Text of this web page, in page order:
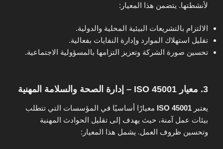
لأنشطتها. يتضمن هذا المعيار:
الالتزام بالتشريعات البيئية المحلية والدولية.
تقليل استهلاك الموارد وإدارة النفايات بفعالية.
تحسين صورة الشركة وتعزيز التزامها بالمسؤولية الاجتماعية.
3. معيار ISO 45001 – إدارة الصحة والسلامة المهنية
يعتبر ISO 45001 معيارًا أساسيًا في المؤسسات التي تتطلب
بيئات عمل آمنة، حيث يهدف إلى تقليل الحوادث المهنية
وتحسين ظروف العمل. يشمل هذا المعيار: